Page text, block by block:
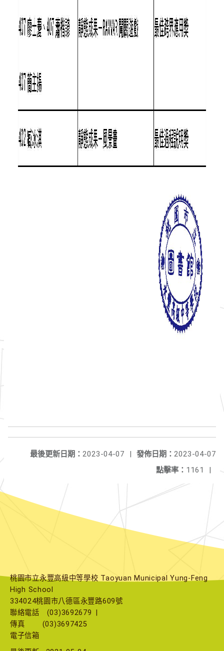
發佈日期： 2023-04-07
最後更新日期： 2023-04-07
|
點擊率： 1161 |
桃園市立永豐高級中等學校 Taoyuan Municipal Yung-Feng
High School
334024桃園市八德區永豐路609號
聯絡電話
(03)3692679
傳真
(03)3697425
電子信箱